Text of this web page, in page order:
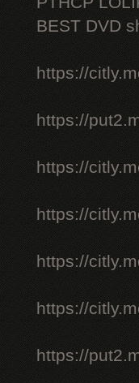
BEST DVD
https://
https://
https://
https://
https://
https://
https://